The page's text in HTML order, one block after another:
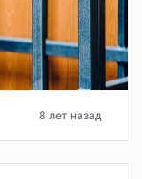
8 лет назад